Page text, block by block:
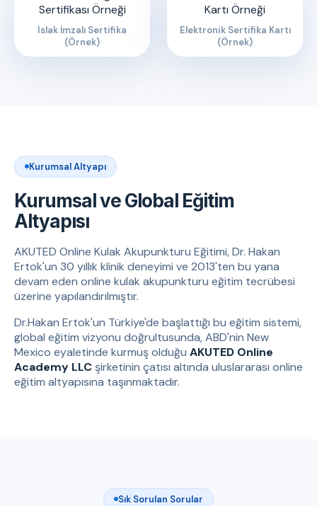
Islak İmzalı Sertifika
(Örnek)
Elektronik Sertifika Kartı
(Örnek)
Kurumsal Altyapı
Kurumsal ve Global Eğitim
Altyapısı
AKUTED Online Kulak Akupunkturu Eğitimi, Dr. Hakan
Ertok'un 30 yıllık klinik deneyimi ve 2013'ten bu yana
devam eden online kulak akupunkturu eğitim tecrübesi
üzerine yapılandırılmıştır.
Dr.Hakan Ertok'un Türkiye'de başlattığı bu eğitim sistemi,
global eğitim vizyonu doğrultusunda, ABD'nin New
Mexico eyaletinde kurmuş olduğu AKUTED Online
Academy LLC şirketinin çatısı altında uluslararası online
eğitim altyapısına taşınmaktadır.
Sık Sorulan Sorular